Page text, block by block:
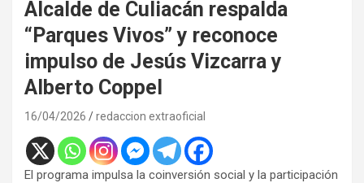
Alcalde de Culiacán respalda
“Parques Vivos” y reconoce
impulso de Jesús Vizcarra y
Alberto Coppel
16/04/2026 redaccion extraoficial
El programa impulsa la coinversión social y la participación